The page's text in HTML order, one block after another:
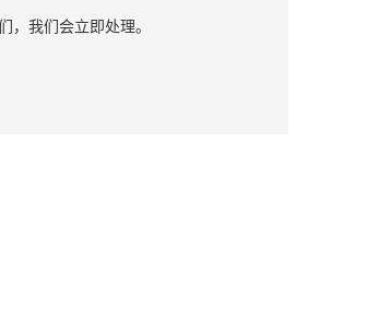
我们会立即处理。